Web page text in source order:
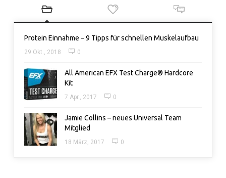
Protein Einnahme – 9 Tipps für schnellen Muskelaufbau
29 Okt., 2018 0
All American EFX Test Charge® Hardcore
Kit
7 Apr., 2017 0
Jamie Collins – neues Universal Team
Mitglied
18 März, 2017 0